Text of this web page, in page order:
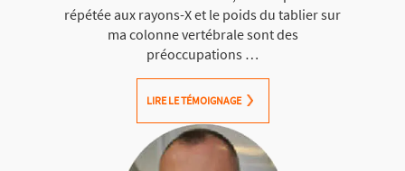
répétée aux rayons-X et le poids du tablier sur
ma colonne vertébrale sont des
préoccupations …
LIRE LE TÉMOIGNAGE